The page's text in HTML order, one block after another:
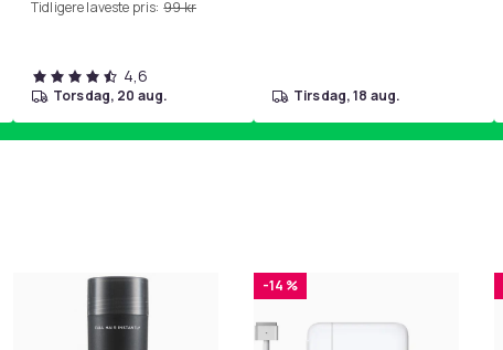
Tidligere laveste pris: 99 kr
4,6
torsdag, 20 aug. tirsdag, 18 aug.
-14 %